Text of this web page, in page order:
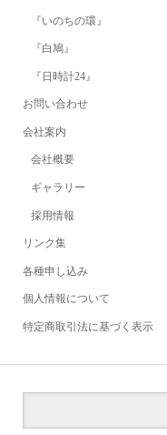
『いのちの環』
『白鳩』
『日時計24』
お問い合わせ
会社案内
会社概要
ギャラリー
採用情報
リンク集
各種申し込み
個人情報について
特定商取引法に基づく表示